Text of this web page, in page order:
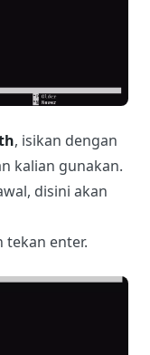
, isikan dengan
kalian gunakan.
disini akan
tekan enter.